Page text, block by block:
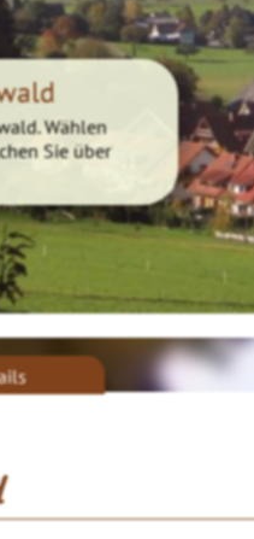
Wählen
Sie über